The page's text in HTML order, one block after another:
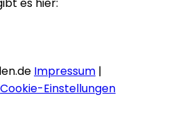
Impressum |
Cookie-Einstellungen